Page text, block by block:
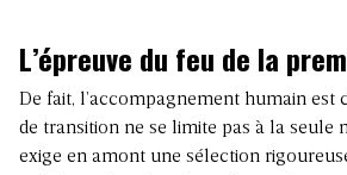
L’épreuve du feu de la
De fait, l’accompagnement humain est
de transition ne se limite pas à la seule
exige en amont une sélection